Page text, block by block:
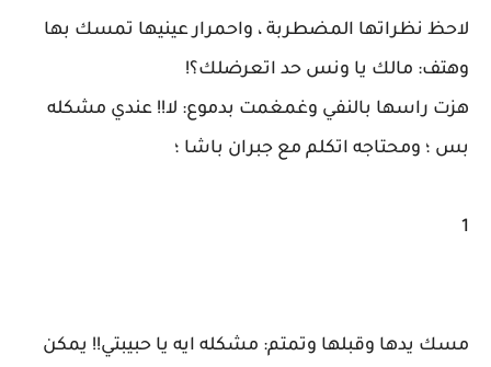
لاحظ نظراتها المضطربة ، واحمرار عينيها تمسك بها
وهتف: مالك يا ونس حد اتعرضلك؟!
هزت راسها بالنفي وغمغمت بدموع: لا!! عندي مشكله
بس ؛ ومحتاجه اتكلم مع جبران باشا ؛
1
مسك يدها وقبلها وتمتم: مشكله ايه يا حبيبتي!! يمكن